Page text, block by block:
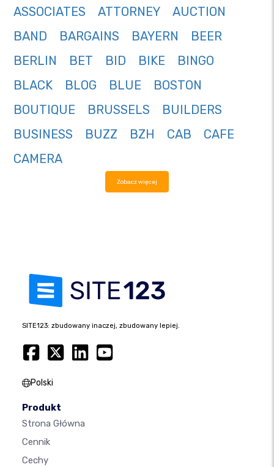
ASSOCIATES
ATTORNEY
AUCTION
BAND
BARGAINS BAYERN
BEER
BERLIN
BET BID BIKE
BINGO
BLACK
BLOG BLUE
BOSTON
BOUTIQUE
BRUSSELS
BUILDERS
BUSINESS
BUZZ BZH CAB
CAFE
CAMERA
Zobacz więcej
SITE123: zbudowany inaczej, zbudowany lepiej.
Polski
Produkt
Strona Główna
Cennik
Cechy